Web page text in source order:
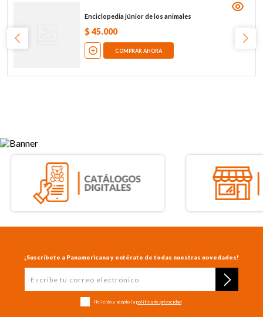
Enciclopedia júnior de los animales
$ 45.000
COMPRAR AHORA
¡Suscríbete a Panamericana y entérate de todas nuestras novedades!
He leído y acepto la política de privacidad